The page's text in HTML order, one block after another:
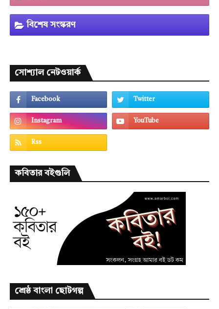
বিশেষ সংস্করণ
সোশ্যাল নেটওয়ার্ক
কবিতার বইগুলি
শ্রেষ্ঠ বাংলা ছোটগল্প